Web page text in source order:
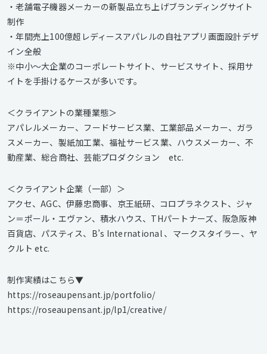
・老舗電子機器メーカーの新製品立ち上げブランディングサイト
制作
・年間売上100億超レディースアパレルの自社アプリ画面設計デザ
イン全般
※中小〜大企業のコーポレートサイト、サービスサイト、採用サ
イトを手掛けるケースが多いです。
＜クライアントの業種業態＞
アパレルメーカー、フードサービス業、工業部品メーカー、ガラ
スメーカー、製紙加工業、福祉サービス業、ハウスメーカー、不
動産業、総合商社、芸能プロダクション etc.
＜クライアント企業（一部）＞
アクセ、AGC、伊藤忠商事、京王紙研、コロプラネクスト、ジャ
ン＝ポール・エヴァン、積水ハウス、THパートナーズ、阪急阪神
百貨店、パスティス、B’s International 、マークスタイラー、ヤ
クルト etc.
制作実績はこちら▼
https://roseaupensant.jp/portfolio/
https://roseaupensant.jp/lp1/creative/